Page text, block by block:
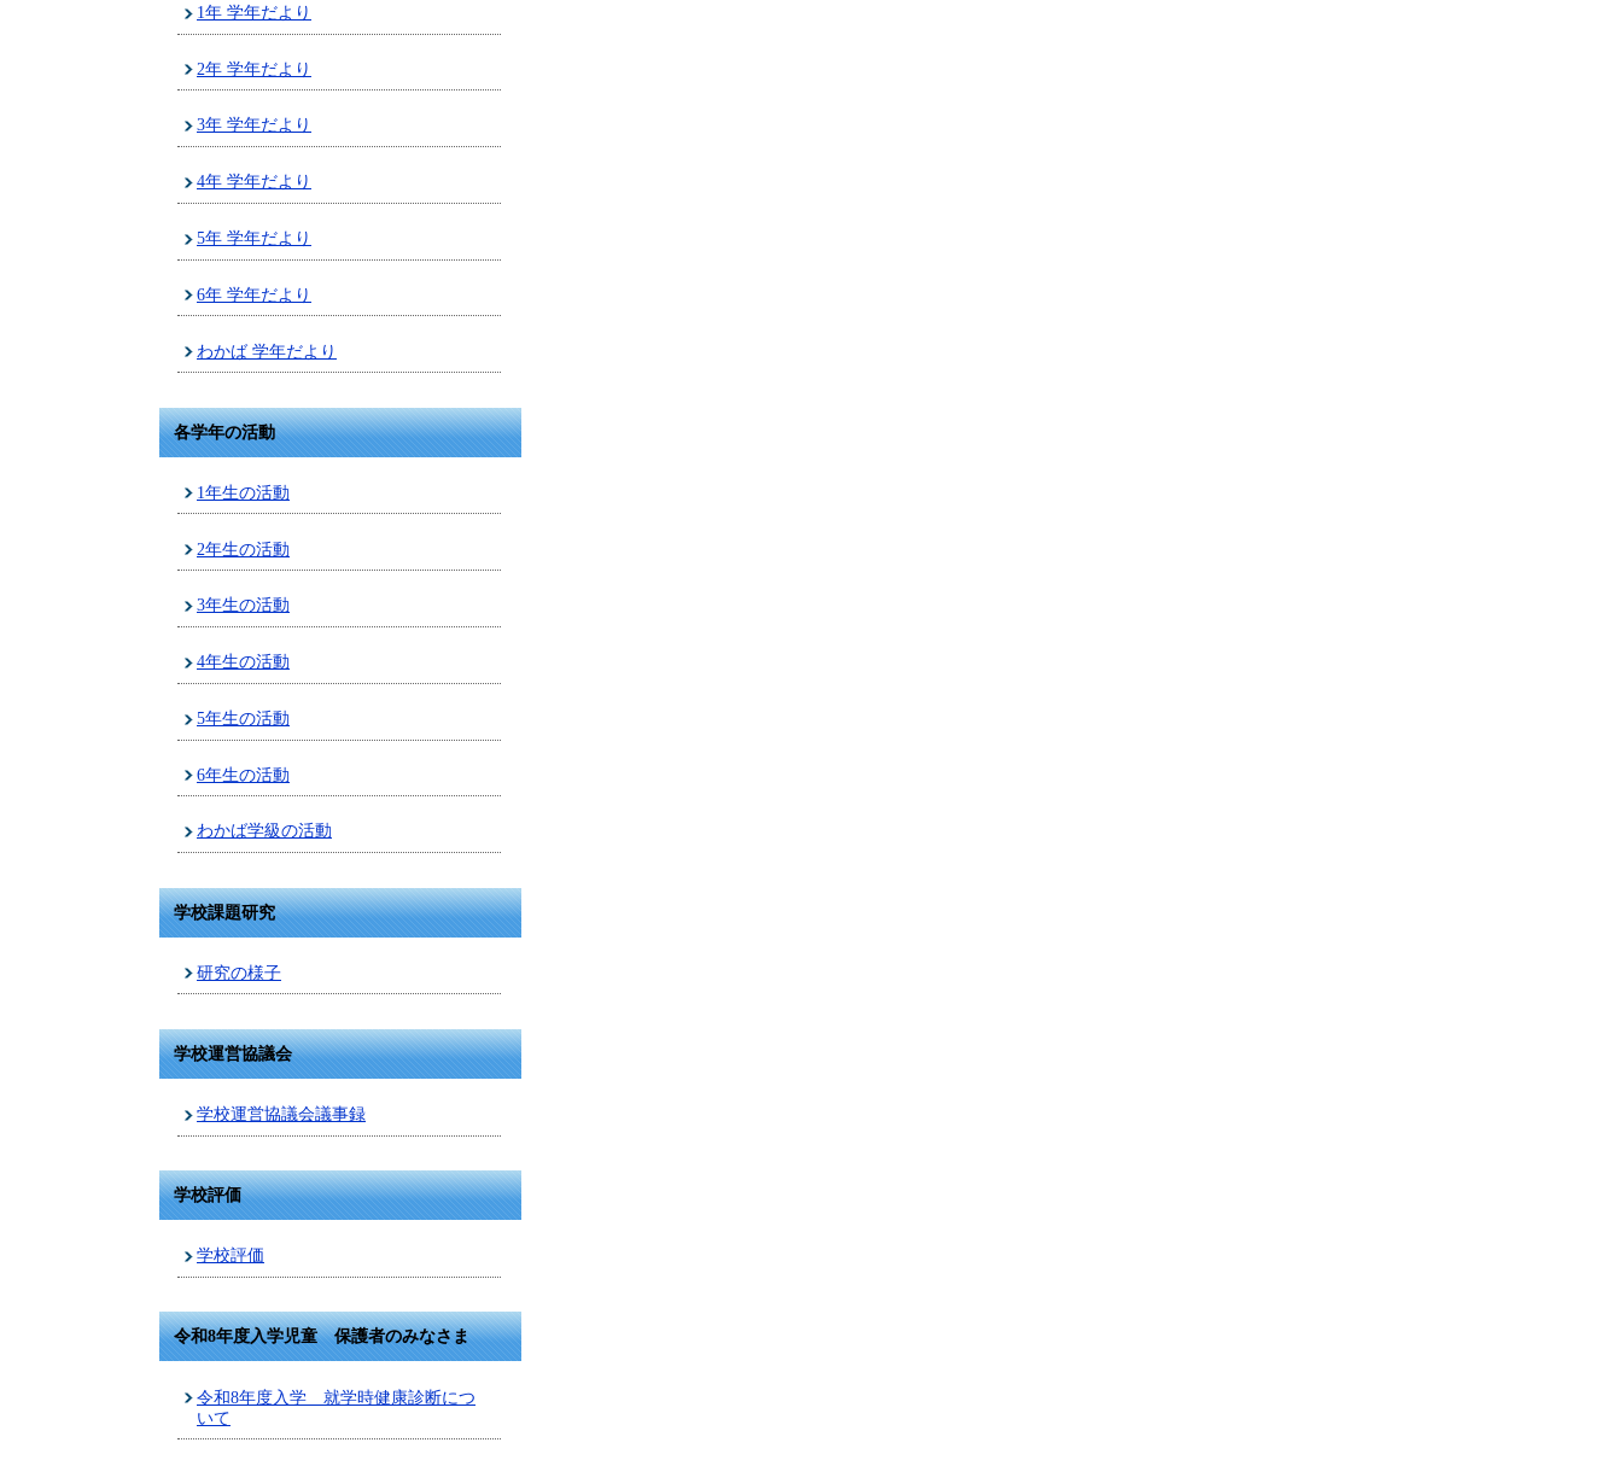
1年 学年だより
2年 学年だより
3年 学年だより
4年 学年だより
5年 学年だより
6年 学年だより
わかば 学年だより
各学年の活動
1年生の活動
2年生の活動
3年生の活動
4年生の活動
5年生の活動
6年生の活動
わかば学級の活動
学校課題研究
研究の様子
学校運営協議会
学校運営協議会議事録
学校評価
学校評価
令和8年度入学児童 保護者のみなさま
令和8年度入学 就学時健康診断につ
いて